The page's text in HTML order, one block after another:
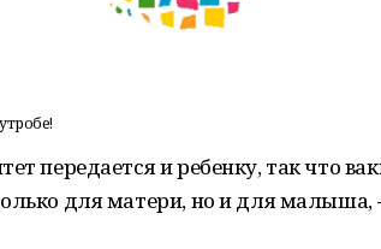
передается и ребенку, так что
для матери, но и для малыша,